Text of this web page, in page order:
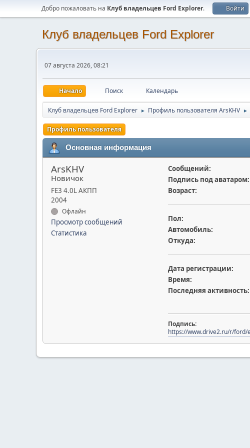
Добро пожаловать на Клуб владельцев Ford Explorer. Войти
Клуб владельцев Ford Explorer
07 августа 2026, 08:21
Начало Поиск Календарь
Клуб владельцев Ford Explorer ► Профиль пользователя ArsKHV ►
Профиль пользователя
Основная информация
ArsKHV
Новичок
FE3 4.0L АКПП
2004
Офлайн
Просмотр сообщений
Статистика
Сообщений:
Подпись под аватаром:
Возраст:
Пол:
Автомобиль:
Откуда:
Дата регистрации:
Время:
Последняя активность:
Подпись:
https://www.drive2.ru/r/